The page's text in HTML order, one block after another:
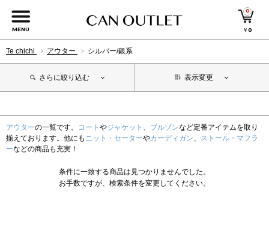
MENU
0
￥0
Te chichi アウター シルバー/銀系
さらに絞り込む 表示変更
アウターの一覧です。 コート やジャケット 、 ブルゾンなど定番アイテムを取り
揃えております。他にも ニット・セーターやカーディガン、 ストール・マフラ
ーなどの商品も充実！
条件に一致する商品は見つかりませんでした。
お手数ですが、検索条件を変更してください。